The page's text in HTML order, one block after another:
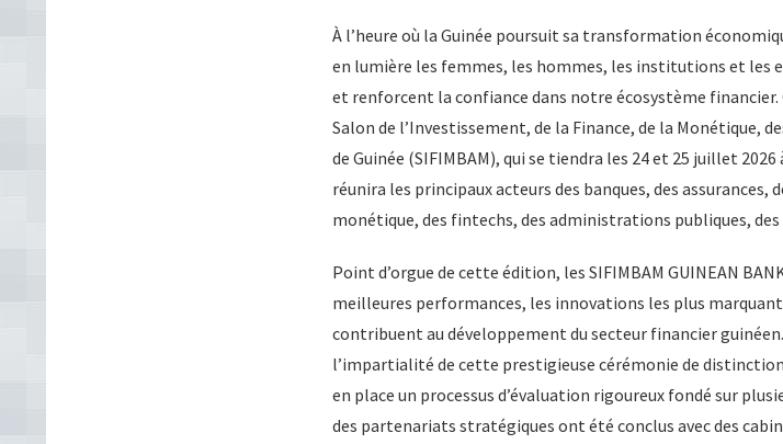
À l’heure où la Guinée poursuit sa transformation
en lumière les femmes, les hommes, les institutions et les
et renforcent la confiance dans notre écosystème financier.
Salon de l’Investissement, de la Finance, de la Monétique,
de Guinée (SIFIMBAM), qui se tiendra les 24 et 25 juillet
réunira les principaux acteurs des banques, des
monétique, des fintechs, des administrations publiques,
Point d’orgue de cette édition, les SIFIMBAM GUINEAN
meilleures performances, les innovations les plus
contribuent au développement du secteur financier
l’impartialité de cette prestigieuse cérémonie de
en place un processus d’évaluation rigoureux fondé sur
des partenariats stratégiques ont été conclus avec des